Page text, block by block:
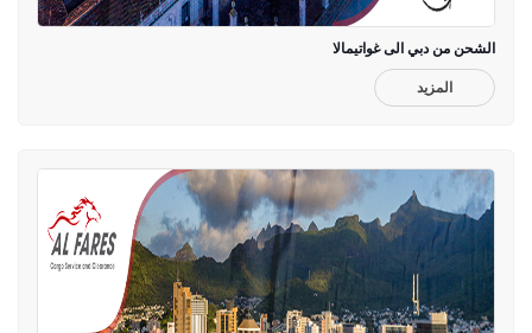
الشحن من دبي الى غواتيمالا
المزيد